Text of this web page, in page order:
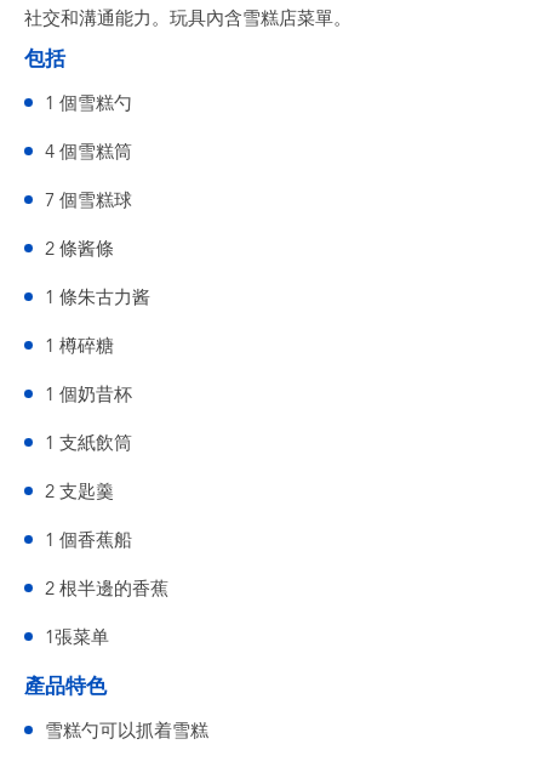
社交和溝通能力。玩具內含雪糕店菜單。
包括
1 個雪糕勺
4 個雪糕筒
7 個雪糕球
2 條酱條
1 條朱古力酱
1 樽碎糖
1 個奶昔杯
1 支紙飲筒
2 支匙羹
1 個香蕉船
2 根半邊的香蕉
1張菜单
產品特色
雪糕勺可以抓着雪糕